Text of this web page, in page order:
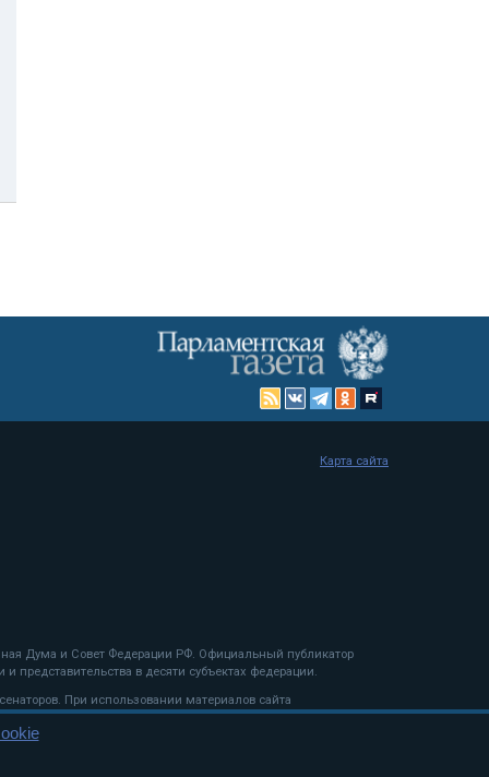
Дума и Совет Федерации РФ. Официальный публикатор
представительства в десяти субъектах федерации.
При использовании материалов сайта
Карта сайта